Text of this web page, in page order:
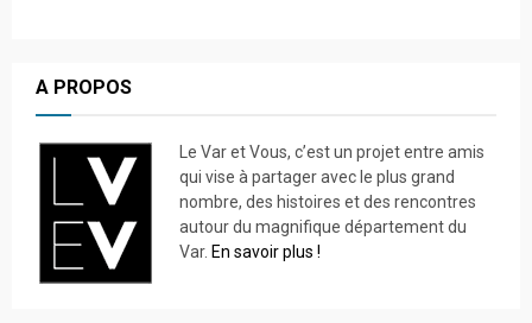
A PROPOS
Le Var et Vous, c’est un projet entre amis
qui vise à partager avec le plus grand
nombre, des histoires et des rencontres
autour du magnifique département du
Var. En savoir plus !